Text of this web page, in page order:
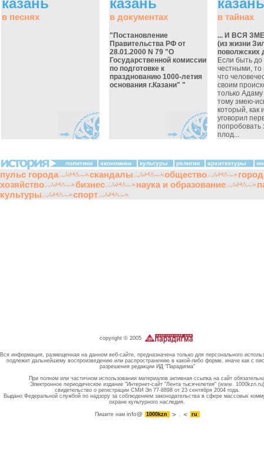
казань
в песнях
казань
в документах
"Постановление
Правительства РФ от
28.01.2000 N 79 "О
Государственной комиссии
по подготовке к
празднованию 1000-летия
основания г.Казани" "
казань
в тайнах
... И ВСЯ
(из жизни
поволжских
Если быть до
честными, то
что
своим
только
тому змею-
который, как
уговорил
попробовать
плод...
политики экономики культуры религии архитектуры
пульс города скандалы общество
хозяйство
бизнес наука и образование
культуры
спорт
copyright © 2005
Вся информация, размещенная на данном веб-сайте, предназначена только для персонального
подлежит дальнейшему воспроизведению или распространению в какой-либо форме, иначе как с
разрешения редакции ИД "Парадигма"
При полном или частичном использовании материалов активная ссылка на сайт
Электронное периодическое издание "Интернет-сайт "Лента тысячелетия" (www. 1000kzn.ru)
свидетельство о регистрации СМИ Эл 77-8898 от 23 сентября 2004 года.
Выдано Федеральной службой по надзору за соблюдением законодательства в сфере массовых
охране культурного наследия.
Пишите намinfo@ 1000kzn . ru